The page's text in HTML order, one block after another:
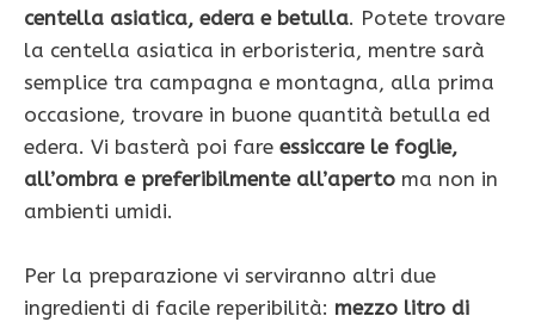
centella asiatica, edera e betulla. Potete trovare
la centella asiatica in erboristeria, mentre sarà
semplice tra campagna e montagna, alla prima
occasione, trovare in buone quantità betulla ed
edera. Vi basterà poi fare essiccare le foglie,
all’ombra e preferibilmente all’aperto ma non in
ambienti umidi.
Per la preparazione vi serviranno altri due
ingredienti di facile reperibilità: mezzo litro di